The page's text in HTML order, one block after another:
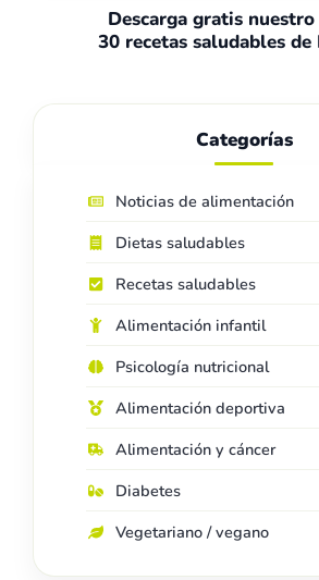
Descarga gratis
30 recetas saludables
Categorías
Noticias de alimentación
Dietas saludables
Recetas saludables
Alimentación infantil
Psicología nutricional
Alimentación deportiva
Alimentación y cáncer
Diabetes
Vegetariano / vegano